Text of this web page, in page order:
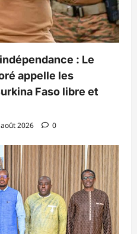
: Le
appelle les
Faso libre et
2026 0